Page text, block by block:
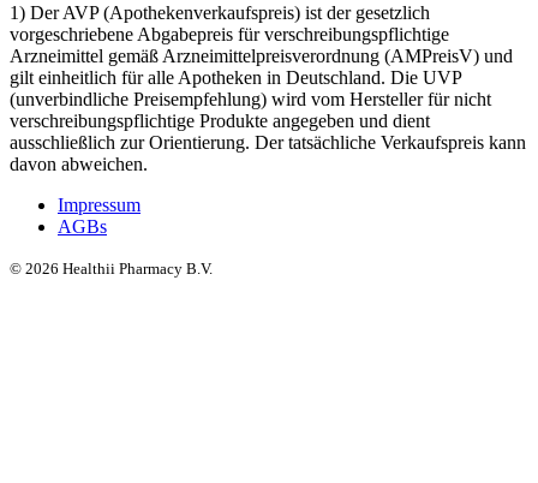
1) Der AVP (Apothekenverkaufspreis) ist der gesetzlich
vorgeschriebene Abgabepreis für verschreibungspflichtige
Arzneimittel gemäß Arzneimittelpreisverordnung (AMPreisV) und
gilt einheitlich für alle Apotheken in Deutschland. Die UVP
(unverbindliche Preisempfehlung) wird vom Hersteller für nicht
verschreibungspflichtige Produkte angegeben und dient
ausschließlich zur Orientierung. Der tatsächliche Verkaufspreis kann
davon abweichen.
Impressum
AGBs
© 2026 Healthii Pharmacy B.V.